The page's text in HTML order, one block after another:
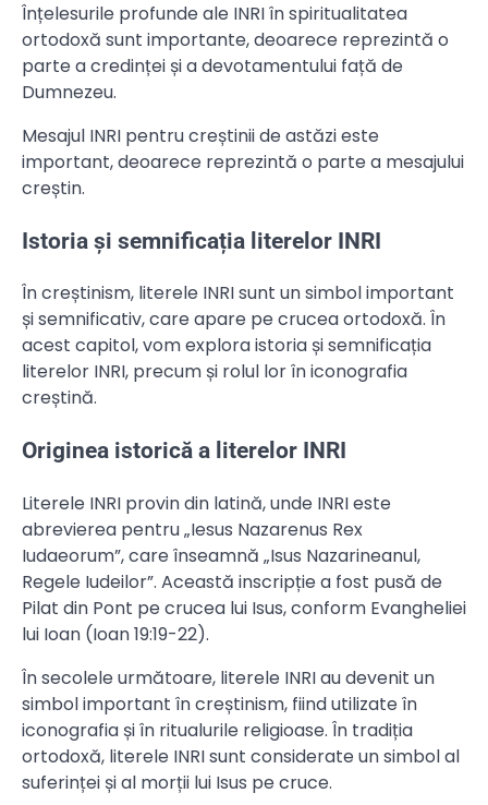
Înțelesurile profunde ale INRI în spiritualitatea
ortodoxă sunt importante, deoarece reprezintă o
parte a credinței și a devotamentului față de
Dumnezeu.
Mesajul INRI pentru creștinii de astăzi este
important, deoarece reprezintă o parte a mesajului
creștin.
Istoria și semnificația literelor INRI
În creștinism, literele INRI sunt un simbol important
și semnificativ, care apare pe crucea ortodoxă. În
acest capitol, vom explora istoria și semnificația
literelor INRI, precum și rolul lor în iconografia
creștină.
Originea istorică a literelor INRI
Literele INRI provin din latină, unde INRI este
abrevierea pentru „Iesus Nazarenus Rex
Iudaeorum”, care înseamnă „Isus Nazarineanul,
Regele Iudeilor”. Această inscripție a fost pusă de
Pilat din Pont pe crucea lui Isus, conform Evangheliei
lui Ioan (Ioan 19:19-22).
În secolele următoare, literele INRI au devenit un
simbol important în creștinism, fiind utilizate în
iconografia și în ritualurile religioase. În tradiția
ortodoxă, literele INRI sunt considerate un simbol al
suferinței și al morții lui Isus pe cruce.